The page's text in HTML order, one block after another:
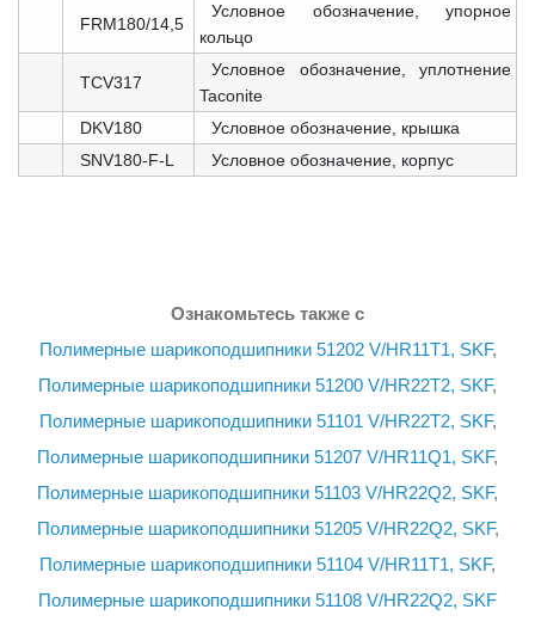
FRM180/14,5
Условное обозначение, упорное
кольцо
TCV317
Условное обозначение, уплотнение
Taconite
DKV180
Условное обозначение, крышка
SNV180-F-L
Условное обозначение, корпус
Ознакомьтесь также с
Полимерные шарикоподшипники 51202 V/HR11T1, SKF,
Полимерные шарикоподшипники 51200 V/HR22T2, SKF,
Полимерные шарикоподшипники 51101 V/HR22T2, SKF,
Полимерные шарикоподшипники 51207 V/HR11Q1, SKF,
Полимерные шарикоподшипники 51103 V/HR22Q2, SKF,
Полимерные шарикоподшипники 51205 V/HR22Q2, SKF,
Полимерные шарикоподшипники 51104 V/HR11T1, SKF,
Полимерные шарикоподшипники 51108 V/HR22Q2, SKF